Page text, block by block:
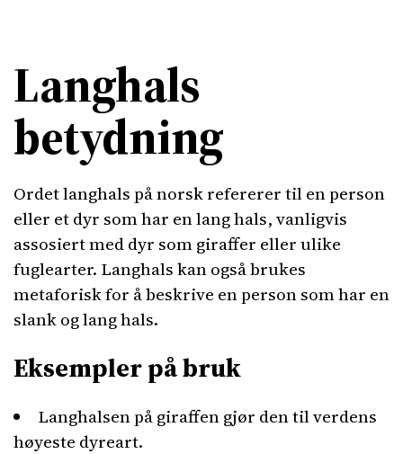
Langhals
betydning
Ordet langhals på norsk refererer til en person
eller et dyr som har en lang hals, vanligvis
assosiert med dyr som giraffer eller ulike
fuglearter. Langhals kan også brukes
metaforisk for å beskrive en person som har en
slank og lang hals.
Eksempler på bruk
Langhalsen på giraffen gjør den til verdens
høyeste dyreart.